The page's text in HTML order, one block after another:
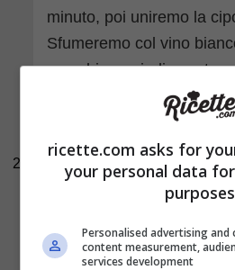
2
minuto, poi uniremo la
Sfumeremo col vino
assorbire, quindi
una ciotola e nella
ricette.com asks for
your personal data
Personalised advertising
content measurement,
services development